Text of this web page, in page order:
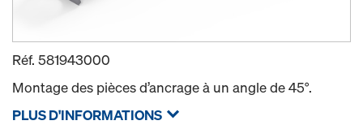
Réf. 581943000
Montage des pièces d’ancrage à un angle de 45°.
PLUS D'INFORMATIONS